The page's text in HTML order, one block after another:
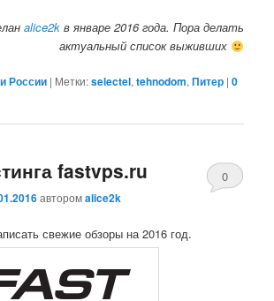
alice2kв январе 2016 года. Пора делать
актуальный список выживших
России | Метки:selectel,tehnodom,Питер |0
fastvps.ru
авторомalice2k
0
свежие обзоры на 2016 год.